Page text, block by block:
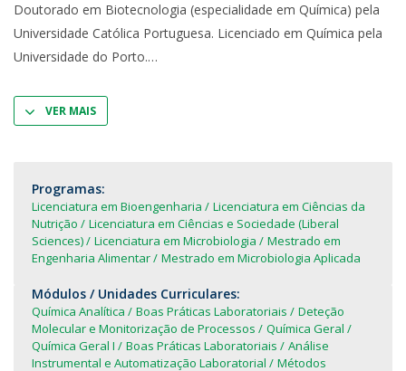
Doutorado em Biotecnologia (especialidade em Química) pela
Universidade Católica Portuguesa. Licenciado em Química pela
Universidade do Porto.
VER MAIS
Programas:
Licenciatura em Bioengenharia
Licenciatura em Ciências da
Nutrição
Licenciatura em Ciências e Sociedade (Liberal
Sciences)
Licenciatura em Microbiologia
Mestrado em
Engenharia Alimentar
Mestrado em Microbiologia Aplicada
Módulos / Unidades Curriculares:
Química Analítica Boas Práticas Laboratoriais
Deteção
Molecular e Monitorização de Processos
Química Geral
Química Geral I
Boas Práticas Laboratoriais
Análise
Instrumental e Automatização Laboratorial
Métodos